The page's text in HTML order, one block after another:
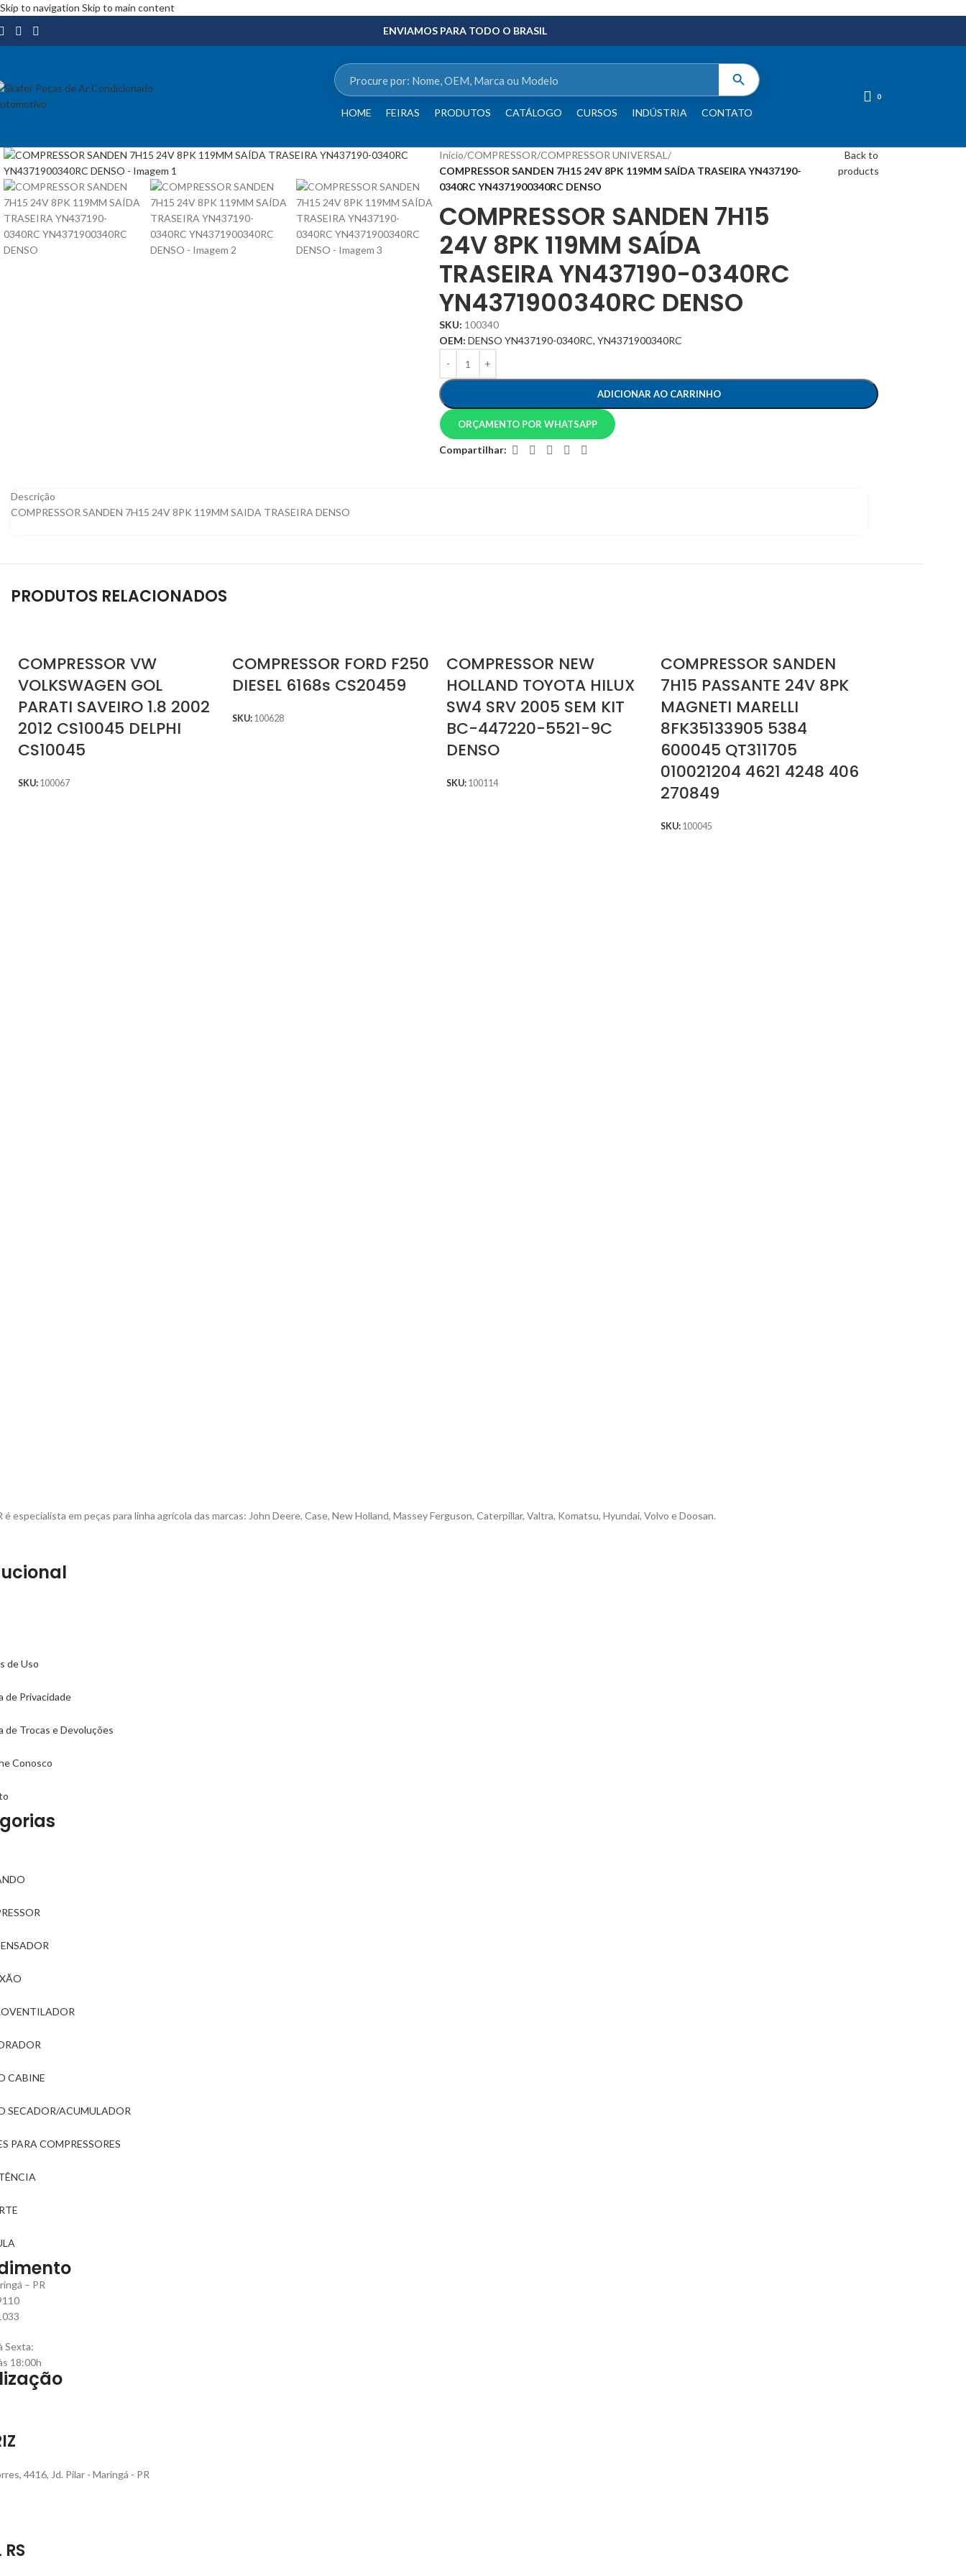
Skip to navigation Skip to main content
ENVIAMOS PARA TODO O BRASIL
HOME FEIRAS PRODUTOS CATÁLOGO CURSOS INDÚSTRIA CONTATO
0
Início/COMPRESSOR/COMPRESSOR UNIVERSAL /
COMPRESSOR SANDEN 7H15 24V 8PK 119MM SAÍDA TRASEIRA YN437190-
0340RC YN4371900340RC DENSO
Back to
products
COMPRESSOR SANDEN 7H15
24V 8PK 119MM SAÍDA
TRASEIRA YN437190-0340RC
YN4371900340RC DENSO
SKU: 100340
OEM: DENSO YN437190-0340RC, YN4371900340RC
ADICIONAR AO CARRINHO
ORÇAMENTO POR WHATSAPP
Compartilhar:
Descrição
COMPRESSOR SANDEN 7H15 24V 8PK 119MM SAIDA TRASEIRA DENSO
PRODUTOS RELACIONADOS
COMPRESSOR VW
VOLKSWAGEN GOL
PARATI SAVEIRO 1.8 2002
2012 CS10045 DELPHI
CS10045
SKU: 100067
COMPRESSOR FORD F250
DIESEL 6168s CS20459
SKU: 100628
COMPRESSOR NEW
HOLLAND TOYOTA HILUX
SW4 SRV 2005 SEM KIT
BC-447220-5521-9C
DENSO
SKU: 100114
COMPRESSOR SANDEN
7H15 PASSANTE 24V 8PK
MAGNETI MARELLI
8FK35133905 5384
600045 QT311705
010021204 4621 4248 406
270849
SKU: 100045
é especialista em peças para linha agrícola das marcas: John Deere, Case, New Holland, Massey Ferguson, Caterpillar, Valtra, Komatsu, Hyundai, Volvo e Doosan.
de Uso
de Privacidade
de Trocas e Devoluções
Conosco
CABINE
SECADOR/ACUMULADOR
PARA COMPRESSORES
– PR
Sexta:
18:00h
4416, Jd. Pilar - Maringá - PR